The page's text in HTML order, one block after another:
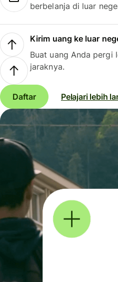
berbelanja di luar
Kirim uang ke luar
Buat uang Anda pergi
jaraknya.
Daftar Pelajari lebih